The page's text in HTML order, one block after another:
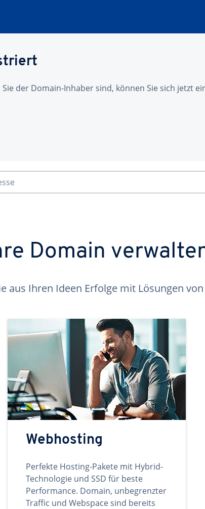
der Domain-Inhaber sind, können Sie sich jetzt
Domain
aus Ihren Ideen Erfolge mit Lösungen von
Webhosting
Perfekte Hosting-Pakete mit Hybrid-
Technologie und SSD für beste
Performance. Domain, unbegrenzter
Traffic und Webspace sind bereits